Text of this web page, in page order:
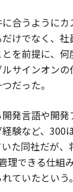
合うように
けでなく、
を前提に、何
サインオン
だった。
発言語や開発
験など、300
た同社だが
理できる仕組
ていたという。